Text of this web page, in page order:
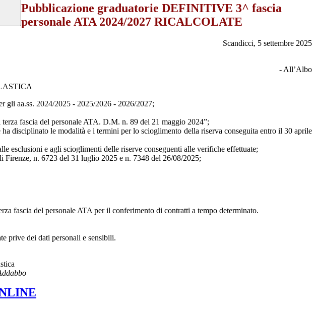
Pubblicazione graduatorie DEFINITIVE 3^ fascia
personale ATA 2024/2027 RICALCOLATE
Scandicci, 5 settembre 2025
- All’Albo
gli aa.ss. 2024/2025 - 2025/2026 - 2026/2027;
fascia del personale ATA. D.M. n. 89 del 21 maggio 2024”;
disciplinato le modalità e i termini per lo scioglimento della riserva conseguita entro il 30 aprile
e agli scioglimenti delle riserve conseguenti alle verifiche effettuate;
n. 6723 del 31 luglio 2025 e n. 7348 del 26/08/2025;
fascia del personale ATA per il conferimento di contratti a tempo determinato.
prive dei dati personali e sensibili.